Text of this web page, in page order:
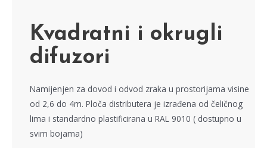
Kvadratni i okrugli
difuzori
Namijenjen za dovod i odvod zraka u prostorijama visine
od 2,6 do 4m. Ploča distributera je izrađena od čeličnog
lima i standardno plastificirana u RAL 9010 ( dostupno u
svim bojama)